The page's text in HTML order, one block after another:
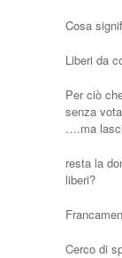
Cosa
Liberi da
Per ciò
senza
….ma
resta la
liberi?
Cerco di